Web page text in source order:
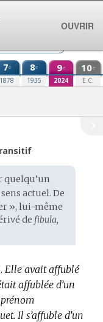
7e
1878
8e
1935
9e
2024
10e
E.C.
quelqu’un
actuel. De
», lui-même
de fibula,
Elle avait affublé
affublée d’un
Il s’affuble d’un
OUVRIR